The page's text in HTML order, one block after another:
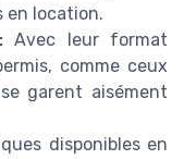
en location.
Avec leur format
comme ceux
garent aisément
disponibles en